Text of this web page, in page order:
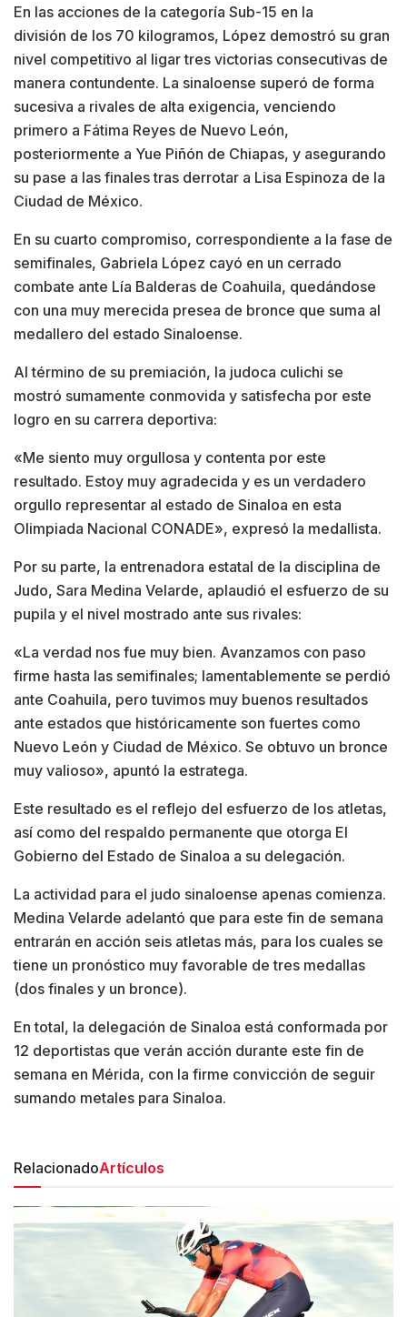
En las acciones de la categoría Sub-15 en la
división de los 70 kilogramos, López demostró su gran
nivel competitivo al ligar tres victorias consecutivas de
manera contundente. La sinaloense superó de forma
sucesiva a rivales de alta exigencia, venciendo
primero a Fátima Reyes de Nuevo León,
posteriormente a Yue Piñón de Chiapas, y asegurando
su pase a las finales tras derrotar a Lisa Espinoza de la
Ciudad de México.
En su cuarto compromiso, correspondiente a la fase de
semifinales, Gabriela López cayó en un cerrado
combate ante Lía Balderas de Coahuila, quedándose
con una muy merecida presea de bronce que suma al
medallero del estado Sinaloense.
Al término de su premiación, la judoca culichi se
mostró sumamente conmovida y satisfecha por este
logro en su carrera deportiva:
«Me siento muy orgullosa y contenta por este
resultado. Estoy muy agradecida y es un verdadero
orgullo representar al estado de Sinaloa en esta
Olimpiada Nacional CONADE», expresó la medallista.
Por su parte, la entrenadora estatal de la disciplina de
Judo, Sara Medina Velarde, aplaudió el esfuerzo de su
pupila y el nivel mostrado ante sus rivales:
«La verdad nos fue muy bien. Avanzamos con paso
firme hasta las semifinales; lamentablemente se perdió
ante Coahuila, pero tuvimos muy buenos resultados
ante estados que históricamente son fuertes como
Nuevo León y Ciudad de México. Se obtuvo un bronce
muy valioso», apuntó la estratega.
Este resultado es el reflejo del esfuerzo de los atletas,
así como del respaldo permanente que otorga El
Gobierno del Estado de Sinaloa a su delegación.
La actividad para el judo sinaloense apenas comienza.
Medina Velarde adelantó que para este fin de semana
entrarán en acción seis atletas más, para los cuales se
tiene un pronóstico muy favorable de tres medallas
(dos finales y un bronce).
En total, la delegación de Sinaloa está conformada por
12 deportistas que verán acción durante este fin de
semana en Mérida, con la firme convicción de seguir
sumando metales para Sinaloa.
RelacionadoArtículos